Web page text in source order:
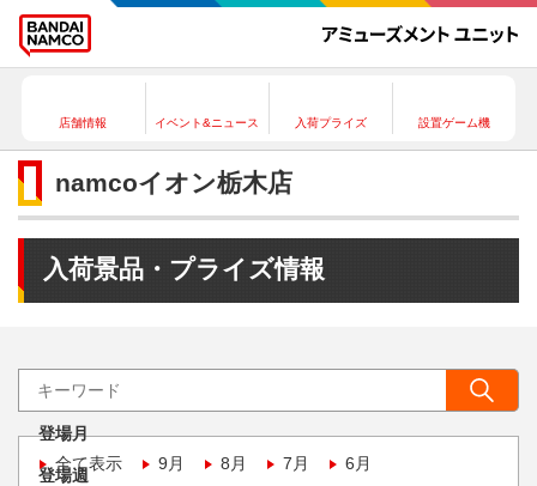
店舗情報 イベント&ニュース 入荷プライズ 設置ゲーム機
namcoイオン栃木店
入荷景品・プライズ情報
登場月
全て表示
9月 8月 7月 6月
登場週